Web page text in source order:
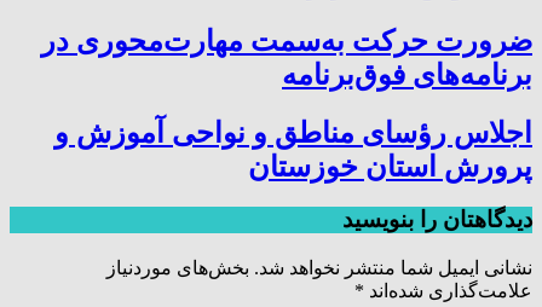
ضرورت حرکت به‌سمت مهارت‌محوری در
برنامه‌های فوق‌برنامه
اجلاس رؤسای مناطق و نواحی آموزش و
پرورش استان خوزستان
دیدگاهتان را بنویسید
نشانی ایمیل شما منتشر نخواهد شد. بخش‌های موردنیاز
علامت‌گذاری شده‌اند *